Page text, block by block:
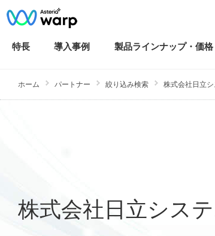
特長 導入事例 製品ラインナップ・ 価格
ホーム パートナー 絞り込み検索 株式会社日立
株式会社日立シス